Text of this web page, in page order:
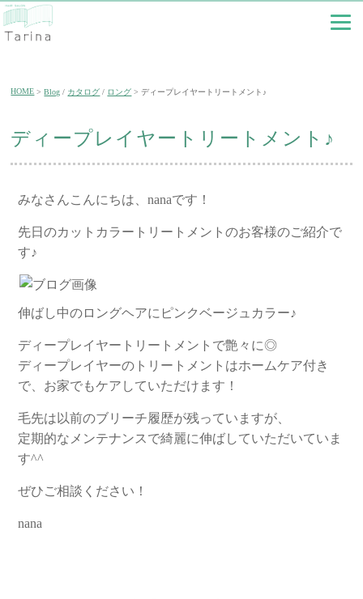
HOME Blog / カタログ / ロング ディープレイヤートリートメント♪
ディープレイヤートリートメント♪
みなさんこんにちは、nanaです！
先日のカットカラートリートメントのお客様のご紹介で
す♪
伸ばし中のロングヘアにピンクベージュカラー♪
ディープレイヤートリートメントで艶々に◎
ディープレイヤーのトリートメントはホームケア付き
で、お家でもケアしていただけます！
毛先は以前のブリーチ履歴が残っていますが、
定期的なメンテナンスで綺麗に伸ばしていただいていま
す^^
ぜひご相談ください！
nana